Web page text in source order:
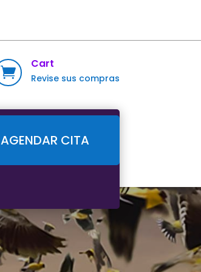

Cart
Revise sus compras
AGENDAR CITA